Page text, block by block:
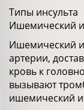
Типы инсульта
Ишемический
Ишемический
артерии,
кровь к
вызывают
ишемический